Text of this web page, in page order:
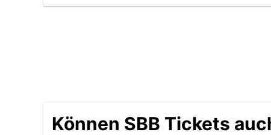
Können SBB Tickets